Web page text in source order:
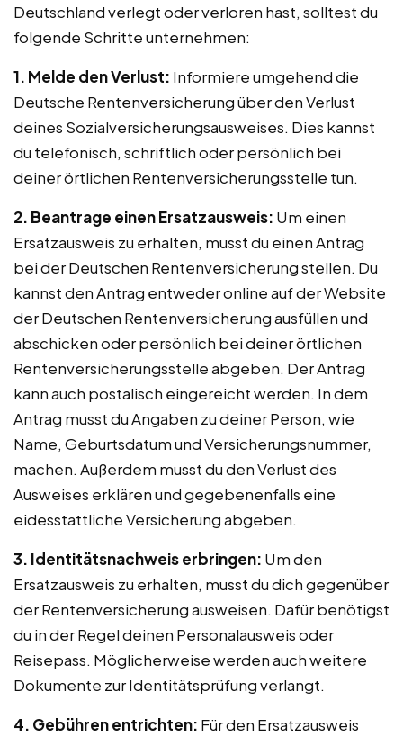
Deutschland verlegt oder verloren hast, solltest du
folgende Schritte unternehmen:
1. Melde den Verlust: Informiere umgehend die
Deutsche Rentenversicherung über den Verlust
deines Sozialversicherungsausweises. Dies kannst
du telefonisch, schriftlich oder persönlich bei
deiner örtlichen Rentenversicherungsstelle tun.
2. Beantrage einen Ersatzausweis: Um einen
Ersatzausweis zu erhalten, musst du einen Antrag
bei der Deutschen Rentenversicherung stellen. Du
kannst den Antrag entweder online auf der Website
der Deutschen Rentenversicherung ausfüllen und
abschicken oder persönlich bei deiner örtlichen
Rentenversicherungsstelle abgeben. Der Antrag
kann auch postalisch eingereicht werden. In dem
Antrag musst du Angaben zu deiner Person, wie
Name, Geburtsdatum und Versicherungsnummer,
machen. Außerdem musst du den Verlust des
Ausweises erklären und gegebenenfalls eine
eidesstattliche Versicherung abgeben.
3. Identitätsnachweis erbringen: Um den
Ersatzausweis zu erhalten, musst du dich gegenüber
der Rentenversicherung ausweisen. Dafür benötigst
du in der Regel deinen Personalausweis oder
Reisepass. Möglicherweise werden auch weitere
Dokumente zur Identitätsprüfung verlangt.
4. Gebühren entrichten: Für den Ersatzausweis